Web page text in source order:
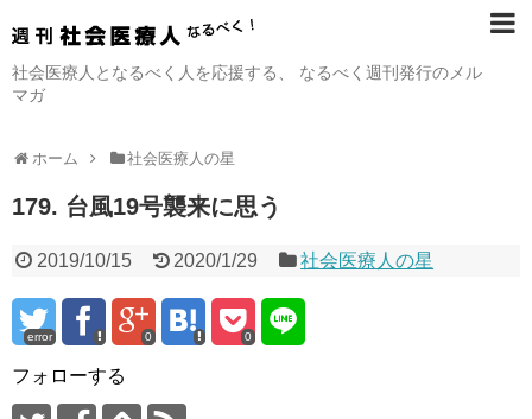
社会医療人となるべく人を応援する、 なるべく週刊発行のメル
マガ
ホーム 社会医療人の星
179. 台風19号襲来に思う
2019/10/15 2020/1/29 社会医療人の星
error 0 0
フォローする